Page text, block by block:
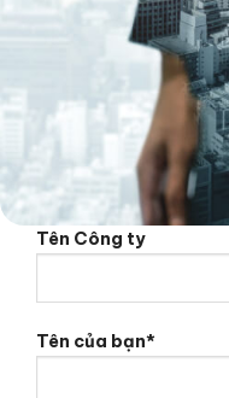
Tên Công ty
Tên của bạn*